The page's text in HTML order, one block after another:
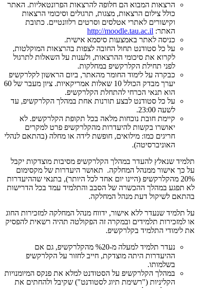
הרצאות המבוא הם חלופה להרצאות הפרונטאליות. האתר
כולל צילום הרצאות, מצגות, תרגולים וסיכומי הרצאות
וקישורים לאתרי אטלסים וסרטים רלוונטיים. כתובת
האתר: http://moodle.tau.ac.il
כניסה לאתר באמצעות סיסמא אישית.
על כל סטודנט תחול החובה לצפות בהרצאות המוקלטות,
לקרוא את סיכומי ההרצאות, ולענות על השאלות לתרגול
לפני תחילת הקלרקשיפ במחלקות.
כבקרה על לימוד החומר מהאתר, ביום הראשון לקלרקשיפ
יערך מבדק הכולל 10 שאלות אמריקאיות. ציון מעבר של 60
הוא תנאי הכרחי להתחלת הקלרקשיפ.
על כל סטודנט לבצע תורנות אחת במהלך הקלרקשיפ, עד
לשעה 23:00.
קיימת חובת נוכחות מלאה בכל תקופת הקלרקשיפ. לא
יאושרו בקשות להיעדרות מהקלרקשיפ פרט למקרים
חריגים כמו: מילואים, חופשת לידה או מחלה (בהתאם לנהלי
האוניברסיטה).
תלמיד שנאלץ להעדר במהלך הקלרקשיפ מסיבות מוצדקות יקבל
על כך אישור ממנהל המחלקה. תאושר היעדרות של מקסימום
20% מהקלרקשיפ (היינו יום אחד לכל היותר), בתנאי שההיעדרות
לא תפגע במהלך ההכשרה של הסבב והתלמיד עמד בכל הדרישות
בהתאם לשיקול דעת מנהל המחלקה.
על תלמיד שנעדר ללא אישור, ידווח מנהל המחלקה למזכירות החוג
או למזכירות תלמידים ובמקרה זה הפקולטה תהיה רשאית להפסיק
את לימודי התלמיד בקלרקשיפ.
נעדר תלמיד למעלה מ-%20 מהקלרקשיפ, גם אם
ההיעדרות היתה מוצדקת, חייב לחזור על הקלרקשיפ
בשלמותו.
במהלך הקלרקשיפ על הסטודנט למלא את פנקס המיומנויות
הקליניות ("רשימת תיוג לסטודנט") שקיבל ולהחתים את